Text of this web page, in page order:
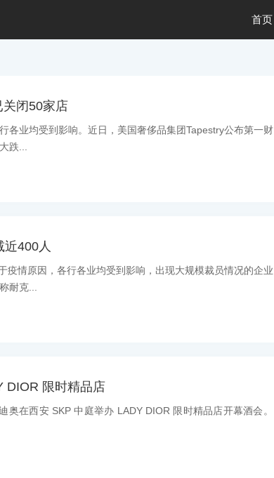
首页
闭50家店
各业均受到影响。近日，美国奢侈品集团Tapestry公布第一财
跌...
近400人
疫情原因，各行各业均受到影响，出现大规模裁员情况的企业
耐克...
DIOR 限时精品店
奥在西安 SKP 中庭举办 LADY DIOR 限时精品店开幕酒会。